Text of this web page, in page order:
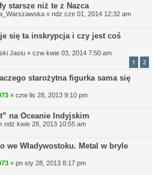
starsze niż te z Nazca
« ndz cze 01, 2014 12:32 am
się ta inskrypcja i czy jest coś
Jasiu « czw kwie 03, 2014 7:50 am
1 2
starożytna figurka sama się
« czw lis 28, 2013 9:10 pm
na Oceanie Indyjskim
ndz kwie 28, 2013 10:55 am
we Władywostoku. Metal w bryle
« pn sty 28, 2013 8:17 pm